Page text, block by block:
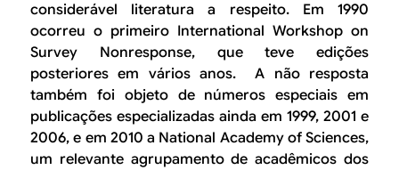
considerável literatura a respeito. Em 1990
ocorreu o primeiro International Workshop on
Survey Nonresponse, que teve edições
posteriores em vários anos. A não resposta
também foi objeto de números especiais em
publicações especializadas ainda em 1999, 2001 e
2006, e em 2010 a National Academy of Sciences,
um relevante agrupamento de acadêmicos dos